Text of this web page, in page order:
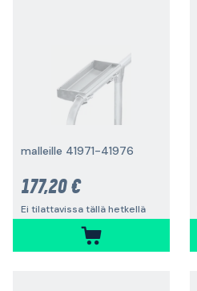
malleille 41971-41976
177,20 €
Ei tilattavissa tällä hetkellä